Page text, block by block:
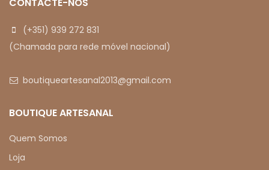
CONTACTE-NOS
(+351) 939 272 831
(Chamada para rede móvel nacional)
boutiqueartesanal2013@gmail.com
BOUTIQUE ARTESANAL
Quem Somos
Loja